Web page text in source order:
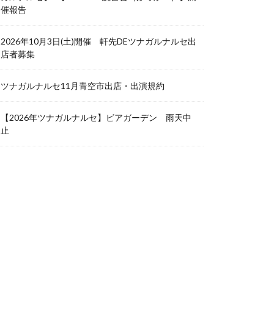
催報告
2026年10月3日(土)開催 軒先DEツナガルナルセ出
店者募集
ツナガルナルセ11月青空市出店・出演規約
【2026年ツナガルナルセ】ビアガーデン 雨天中
止